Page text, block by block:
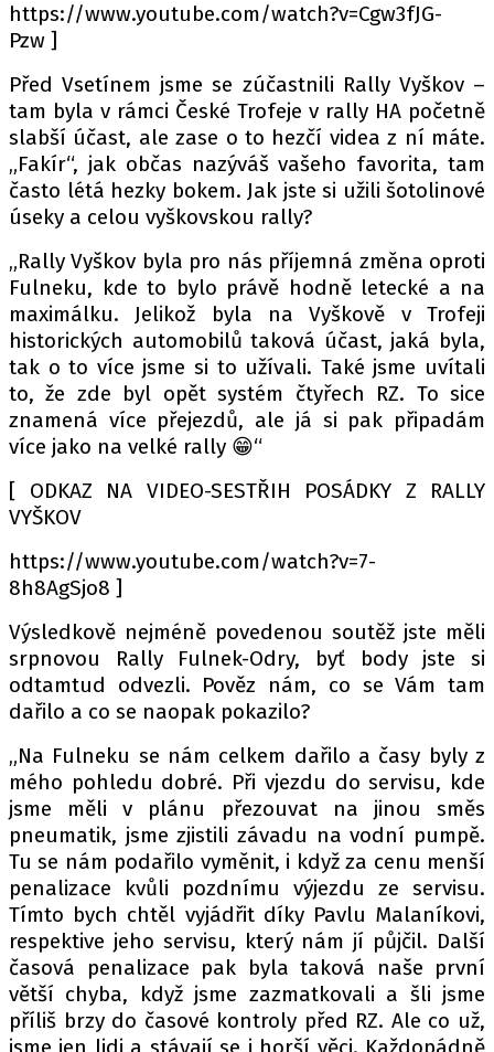
https://www.youtube.com/watch?v=Cgw3fJG-
Pzw ]
Před Vsetínem jsme se zúčastnili Rally Vyškov –
tam byla v rámci České Trofeje v rally HA početně
slabší účast, ale zase o to hezčí videa z ní máte.
„Fakír“, jak občas nazýváš vašeho favorita, tam
často létá hezky bokem. Jak jste si užili šotolinové
úseky a celou vyškovskou rally?
„Rally Vyškov byla pro nás příjemná změna oproti
Fulneku, kde to bylo právě hodně letecké a na
maximálku. Jelikož byla na Vyškově v Trofeji
historických automobilů taková účast, jaká byla,
tak o to více jsme si to užívali. Také jsme uvítali
to, že zde byl opět systém čtyřech RZ. To sice
znamená více přejezdů, ale já si pak připadám
více jako na velké rally 😁“
[ ODKAZ NA VIDEO-SESTŘIH POSÁDKY Z RALLY
VYŠKOV
https://www.youtube.com/watch?v=7-
8h8AgSjo8 ]
Výsledkově nejméně povedenou soutěž jste měli
srpnovou Rally Fulnek-Odry, byť body jste si
odtamtud odvezli. Pověz nám, co se Vám tam
dařilo a co se naopak pokazilo?
„Na Fulneku se nám celkem dařilo a časy byly z
mého pohledu dobré. Při vjezdu do servisu, kde
jsme měli v plánu přezouvat na jinou směs
pneumatik, jsme zjistili závadu na vodní pumpě.
Tu se nám podařilo vyměnit, i když za cenu menší
penalizace kvůli pozdnímu výjezdu ze servisu.
Tímto bych chtěl vyjádřit díky Pavlu Malaníkovi,
respektive jeho servisu, který nám jí půjčil. Další
časová penalizace pak byla taková naše první
větší chyba, když jsme zazmatkovali a šli jsme
příliš brzy do časové kontroly před RZ. Ale co už,